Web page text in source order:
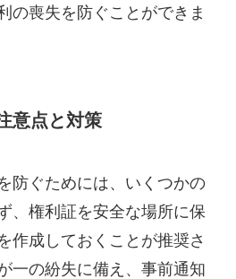
の喪失を防ぐことができま
意点と対策
防ぐためには、いくつかの
、権利証を安全な場所に保
作成しておくことが推奨さ
一の紛失に備え、事前通知